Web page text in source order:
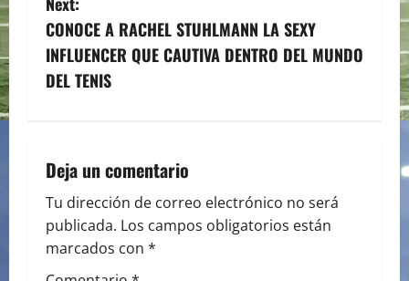
s
t
n
v
i
g
CONOCE A RACHEL STUHLMANN LA SEXY
INFLUENCER QUE CAUTIVA DENTRO DEL MUNDO
DEL TENIS
Deja un comentario
Tu dirección de correo electrónico no será
publicada. Los campos obligatorios están
marcados con *